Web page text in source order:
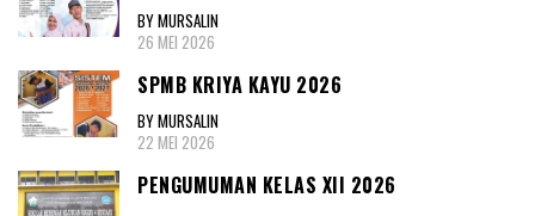
BY MURSALIN
26 MEI 2026
SPMB KRIYA KAYU 2026
BY MURSALIN
22 MEI 2026
PENGUMUMAN KELAS XII 2026